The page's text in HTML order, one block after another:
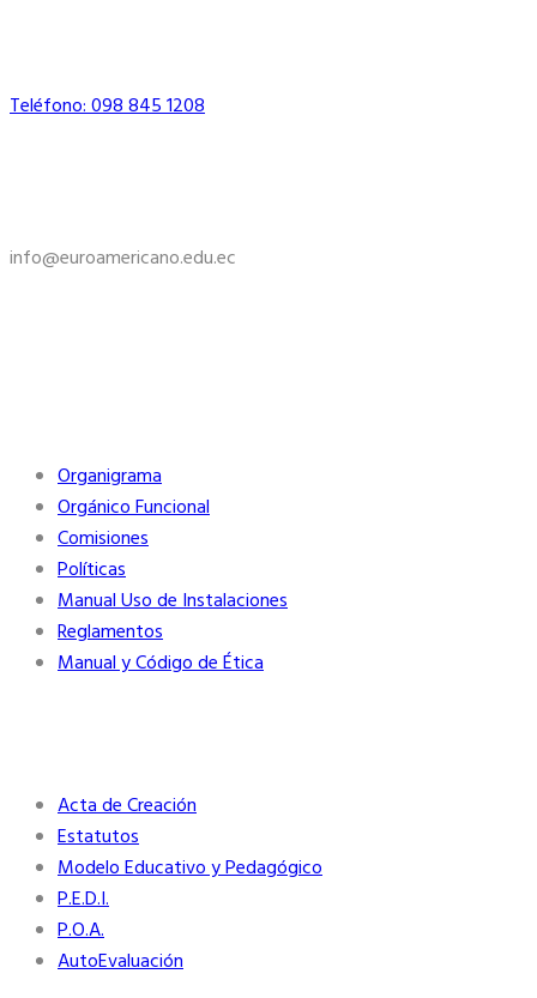
Teléfono: 098 845 1208
info@euroamericano.edu.ec
Organigrama
Orgánico Funcional
Comisiones
Políticas
Manual Uso de Instalaciones
Reglamentos
Manual y Código de Ética
Acta de Creación
Estatutos
Modelo Educativo y Pedagógico
P.E.D.I.
P.O.A.
AutoEvaluación